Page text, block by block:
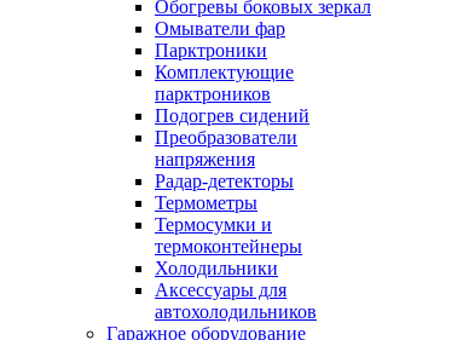
Обогревы боковых зеркал
Омыватели фар
Парктроники
Комплектующие
парктроников
Подогрев сидений
Преобразователи
напряжения
Радар-детекторы
Термометры
Термосумки и
термоконтейнеры
Холодильники
Аксессуары для
автохолодильников
Гаражное оборудование